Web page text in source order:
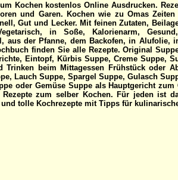
Kochen kostenlos Online Ausdrucken.
und Garen. Kochen wie zu Omas
Gut und Lecker. Mit feinen Zutaten,
in Soße, Kalorienarm,
aus der Pfanne, dem Backofen, in Alufolie,
finden Sie alle Rezepte. Original
Eintopf, Kürbis Suppe, Creme Suppe,
Trinken beim Mittagessen Frühstück oder
Lauch Suppe, Spargel Suppe, Gulasch
oder Gemüse Suppe als Hauptgericht
zum selber Kochen. Für jeden ist
und tolle Kochrezepte mit Tipps für